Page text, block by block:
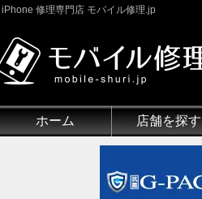
iPhone 修理専門店 モバイル修理.jp
ホーム 店舗を探す